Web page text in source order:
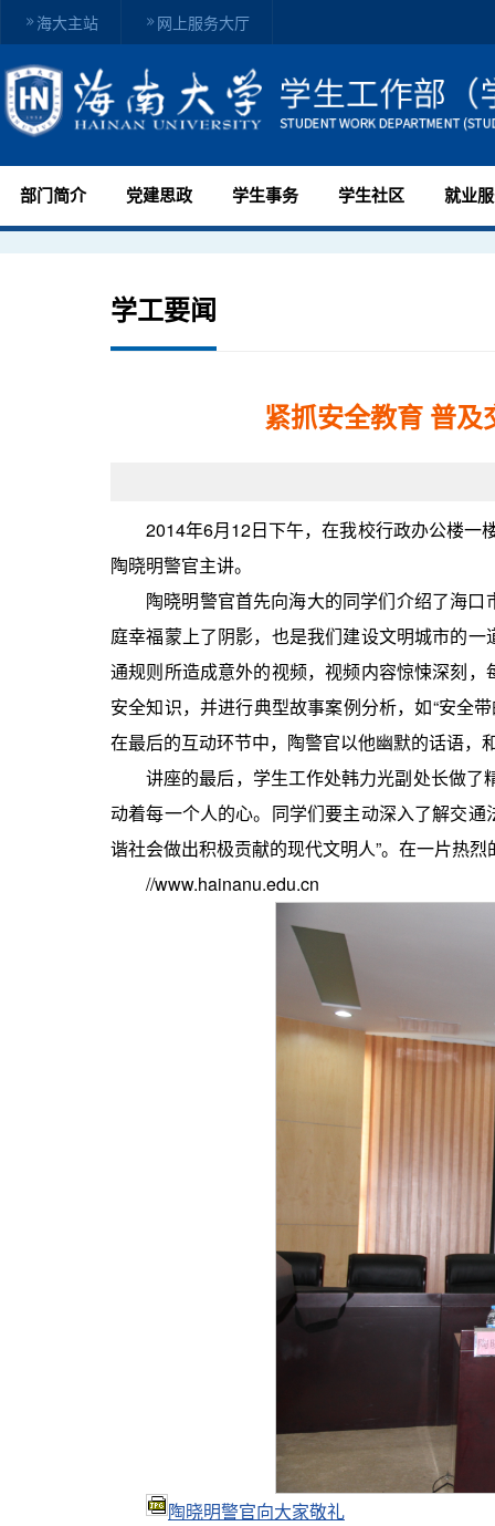
海大主站 网上服务大厅
部门简介 党建思政 学生事务 学生社区 就业
学工要闻
紧抓安全教育 普
2014年6月12日下午，在我校行政办公楼
陶晓明警官主讲。
陶晓明警官首先向海大的同学们介绍了海
庭幸福蒙上了阴影，也是我们建设文明城市的
通规则所造成意外的视频，视频内容惊悚深刻
安全知识，并进行典型故事案例分析，如“安全
在最后的互动环节中，陶警官以他幽默的话语，
讲座的最后，学生工作处韩力光副处长做
动着每一个人的心。同学们要主动深入了解交
谐社会做出积极贡献的现代文明人”。在一片热
//www.hainanu.edu.cn
陶晓明警官向大家敬礼